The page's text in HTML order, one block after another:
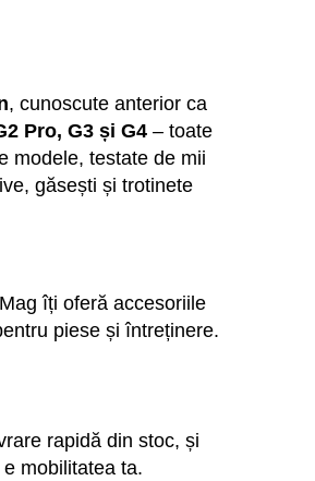
, cunoscute anterior ca
Pro, G3 și G4 – toate
modele, testate de mii
găsești și trotinete
îți oferă accesoriile
piese și întreținere.
rapidă din stoc, și
mobilitatea ta.